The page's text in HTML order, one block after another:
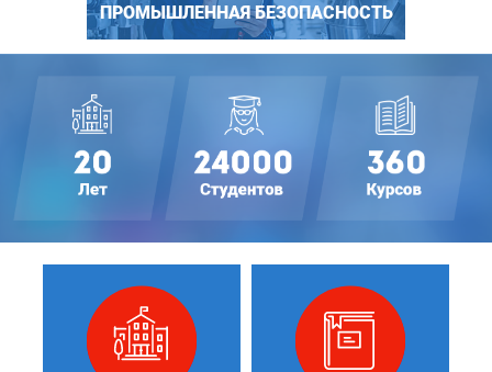
ПРОМЫШЛЕННАЯ БЕЗОПАСНОСТЬ